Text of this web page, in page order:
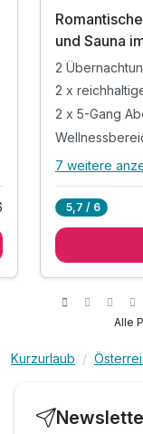
und Sauna
2 x
Alle
Alpen
2 x
Suppen
Ruheraum
Inkl. Pitztal
7 weitere
5,7 / 6
Alle
Kurzurlaub